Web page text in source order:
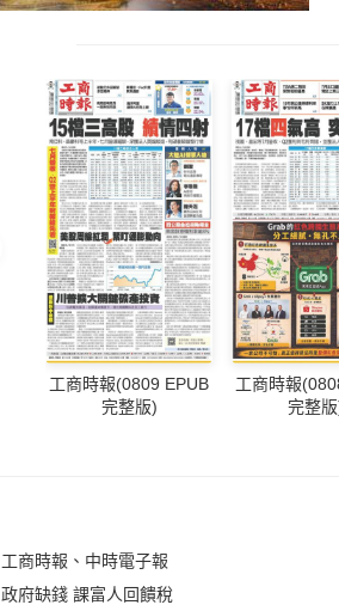
工商時報(0809 EPUB
完整版)
工商時報
完整
工商時報、中時電子報
政府缺錢 課富人回饋稅